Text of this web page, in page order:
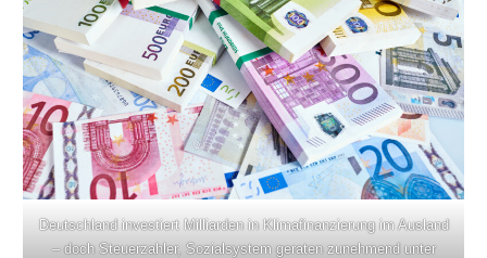
Deutschland investiert Milliarden in Klimafinanzierung im Ausland
– doch Steuerzahler, Sozialsystem geraten zunehmend unter